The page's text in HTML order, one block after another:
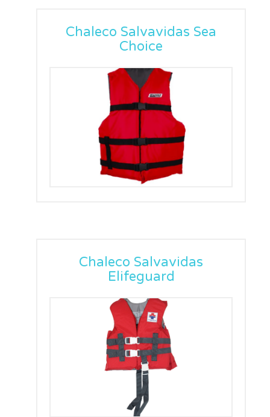
Chaleco Salvavidas Sea
Choice
Chaleco Salvavidas
Elifeguard